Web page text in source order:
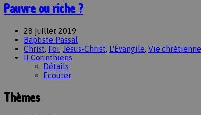
Pauvre ou riche ?
28 juillet 2019
Baptiste Passal
Christ, Foi, Jésus-Christ, L'Évangile, Vie chrétienne
II Corinthiens
Détails
Ecouter
Thèmes